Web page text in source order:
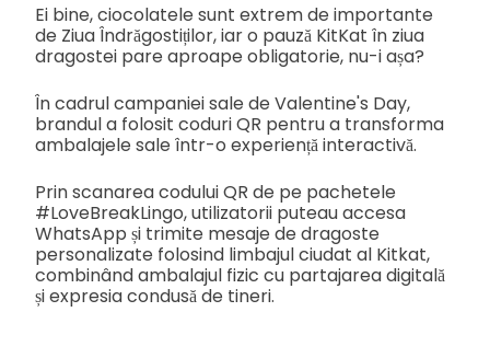
Ei bine, ciocolatele sunt extrem de importante
de Ziua Îndrăgostiților, iar o pauză KitKat în ziua
dragostei pare aproape obligatorie, nu-i așa?
În cadrul campaniei sale de Valentine's Day,
brandul a folosit coduri QR pentru a transforma
ambalajele sale într-o experiență interactivă.
Prin scanarea codului QR de pe pachetele
#LoveBreakLingo, utilizatorii puteau accesa
WhatsApp și trimite mesaje de dragoste
personalizate folosind limbajul ciudat al Kitkat,
combinând ambalajul fizic cu partajarea digitală
și expresia condusă de tineri.